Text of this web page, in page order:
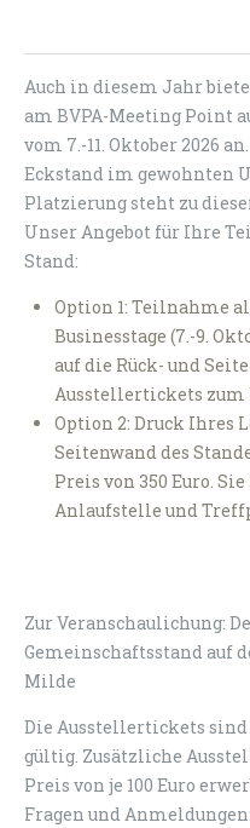
Auch in diesem Jahr
am BVPA-Meeting Point
vom 7.-11. Oktober 2026
Eckstand im gewohnten
Platzierung steht zu
Unser Angebot für Ihre
Stand:
Option 1: Teilnahme
Businesstage (7.-9.
auf die Rück- und
Ausstellertickets zum
Option 2: Druck Ihres
Seitenwand des
Preis von 350 Euro.
Anlaufstelle und
Zur Veranschaulichung:
Gemeinschaftsstand auf
Milde
Die Ausstellertickets
gültig. Zusätzliche
Preis von je 100 Euro
Fragen und Anmeldungen: